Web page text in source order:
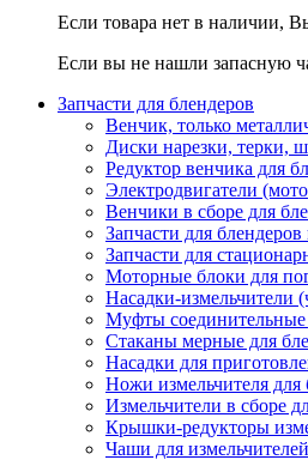
Если товара нет в наличии,
Если вы не нашли запасную
Запчасти для блендеров
Венчик, только
Диски нарезки, терки,
Редуктор венчика для
Электродвигатели
Венчики в сборе для
Запчасти для
Запчасти для
Моторные блоки для
Насадки-измельчители
Муфты соединительные
Стаканы мерные для
Насадки для
Ножи измельчителя для
Измельчители в сборе
Крышки-редукторы
Чаши для